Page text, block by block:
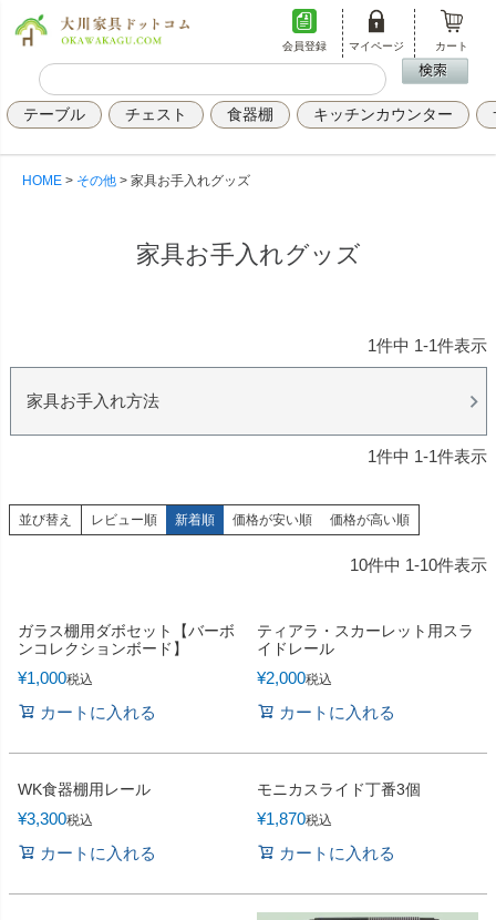
会員登録 マイページ カート
テーブル チェスト 食器棚 キッチンカウンター
HOME その他 家具お手入れグッズ
家具お手入れグッズ
1件中 1-1件表示
家具お手入れ方法
1件中 1-1件表示
並び替え レビュー順 新着順 価格が安い順 価格が高い順
10件中 1-10件表示
ガラス棚用ダボセット【バーボ
ンコレクションボード】
¥1,000税込
カートに入れる
ティアラ・スカーレット用スラ
イドレール
¥2,000税込
カートに入れる
WK食器棚用レール
¥3,300税込
カートに入れる
モニカスライド丁番3個
¥1,870税込
カートに入れる